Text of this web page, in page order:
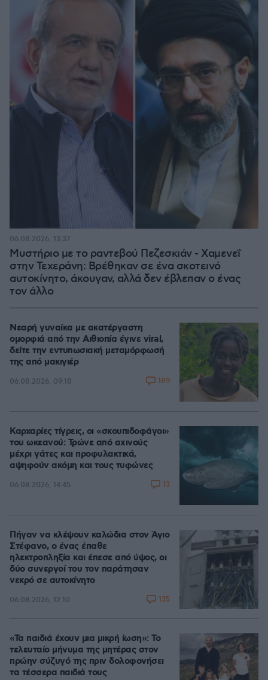
Μυστήριο με το ραντεβού Πεζεσκιάν - Χαμενεΐ
στην Τεχεράνη: Βρέθηκαν σε ένα σκοτεινό
αυτοκίνητο, άκουγαν, αλλά δεν έβλεπαν ο ένας
τον άλλο
06.08.2026, 13:37
Νεαρή γυναίκα με ακατέργαστη
ομορφιά από την Αιθιοπία έγινε viral,
δείτε την εντυπωσιακή μεταμόρφωσή
της από μακιγιέρ
06.08.2026, 09:18 189
Καρχαρίες τίγρεις, οι «σκουπιδοφάγοι»
του ωκεανού: Τρώνε από αχινούς
μέχρι γάτες και προφυλακτικά,
αψηφούν ακόμη και τους τυφώνες
06.08.2026, 14:45 13
Πήγαν να κλέψουν καλώδια στον Άγιο
Στέφανο, ο ένας έπαθε
ηλεκτροπληξία και έπεσε από ύψος, οι
δύο συνεργοί του τον παράτησαν
νεκρό σε αυτοκίνητο
06.08.2026, 12:10 135
«Τα παιδιά έχουν μια μικρή ίωση»: Το
τελευταίο μήνυμα της μητέρας στον
πρώην σύζυγό της πριν δολοφονήσει
τα τέσσερα παιδιά τους